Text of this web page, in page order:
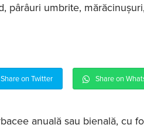
pârâuri umbrite,
Share on Twitter Share on
anuală sau bienală, cu